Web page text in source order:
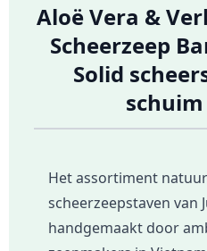
Aloë Vera &
Scheerzeep
Solid
Het assortiment
scheerzeepstaven van
handgemaakt door